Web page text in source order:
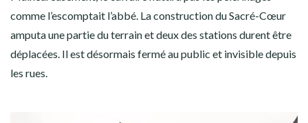
comme l’escomptait l’abbé. La construction du Sacré-Cœur
amputa une partie du terrain et deux des stations durent être
déplacées. Il est désormais fermé au public et invisible depuis
les rues.